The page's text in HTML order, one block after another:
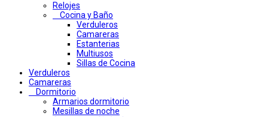
Relojes
Cocina y Baño
Verduleros
Camareras
Estanterias
Multiusos
Sillas de Cocina
Verduleros
Camareras
Dormitorio
Armarios dormitorio
Mesillas de noche